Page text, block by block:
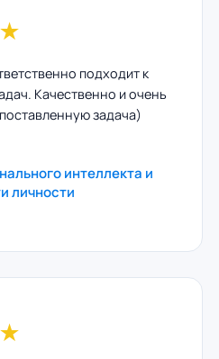
★
подходит к
Качественно и очень
задача)
интеллекта и
личности
★